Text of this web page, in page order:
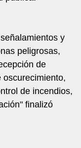
y
peligrosas,
de
oscurecimiento,
de incendios,
finalizó